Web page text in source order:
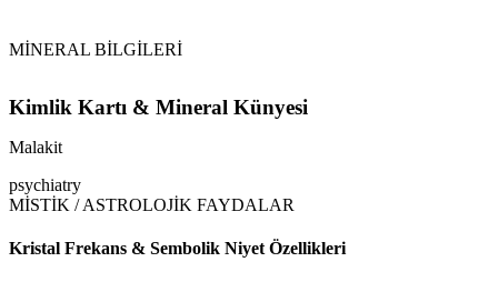
MİNERAL BİLGİLERİ
Kimlik Kartı & Mineral Künyesi
Malakit
psychiatry
MİSTİK / ASTROLOJİK FAYDALAR
Kristal Frekans & Sembolik Niyet Özellikleri